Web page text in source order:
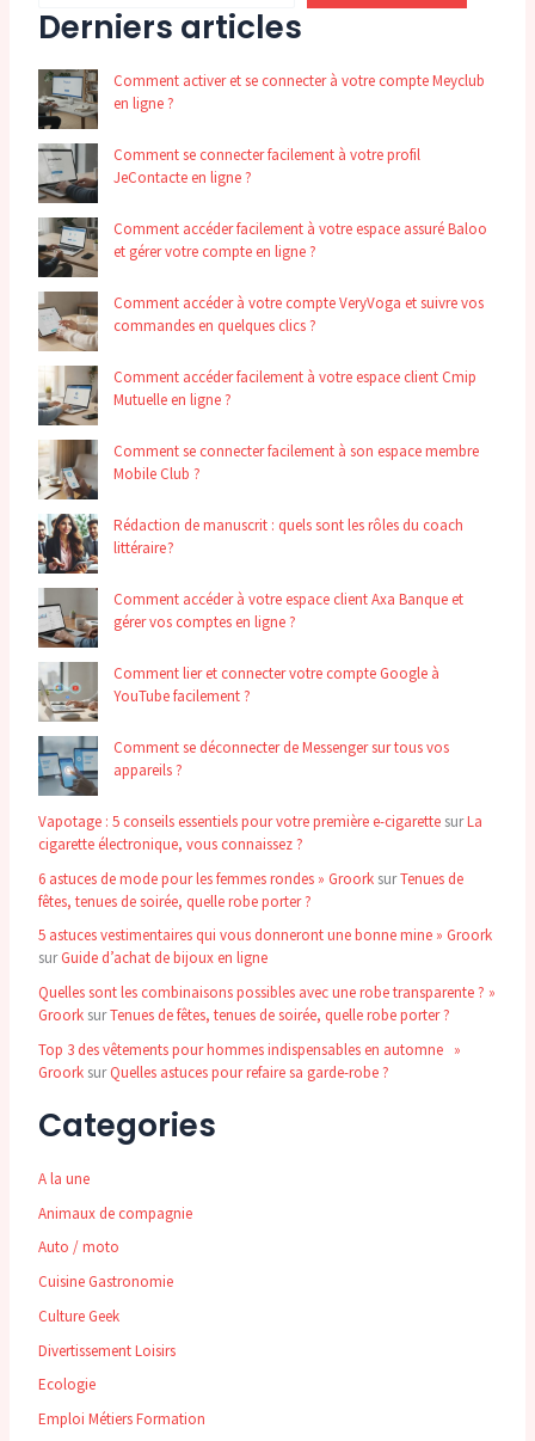
Derniers articles
Comment activer et se connecter à votre compte Meyclub
en ligne ?
Comment se connecter facilement à votre profil
JeContacte en ligne ?
Comment accéder facilement à votre espace assuré Baloo
et gérer votre compte en ligne ?
Comment accéder à votre compte VeryVoga et suivre vos
commandes en quelques clics ?
Comment accéder facilement à votre espace client Cmip
Mutuelle en ligne ?
Comment se connecter facilement à son espace membre
Mobile Club ?
Rédaction de manuscrit : quels sont les rôles du coach
littéraire ?
Comment accéder à votre espace client Axa Banque et
gérer vos comptes en ligne ?
Comment lier et connecter votre compte Google à
YouTube facilement ?
Comment se déconnecter de Messenger sur tous vos
appareils ?
Vapotage : 5 conseils essentiels pour votre première e-cigarette surLa
cigarette électronique, vous connaissez ?
6 astuces de mode pour les femmes rondes » Groork surTenues de
fêtes, tenues de soirée, quelle robe porter ?
5 astuces vestimentaires qui vous donneront une bonne mine » Groork
surGuide d’achat de bijoux en ligne
Quelles sont les combinaisons possibles avec une robe transparente ? »
Groork surTenues de fêtes, tenues de soirée, quelle robe porter ?
Top 3 des vêtements pour hommes indispensables en automne »
Groork surQuelles astuces pour refaire sa garde-robe ?
Categories
A la une
Animaux de compagnie
Auto / moto
Cuisine Gastronomie
Culture Geek
Divertissement Loisirs
Ecologie
Emploi Métiers Formation